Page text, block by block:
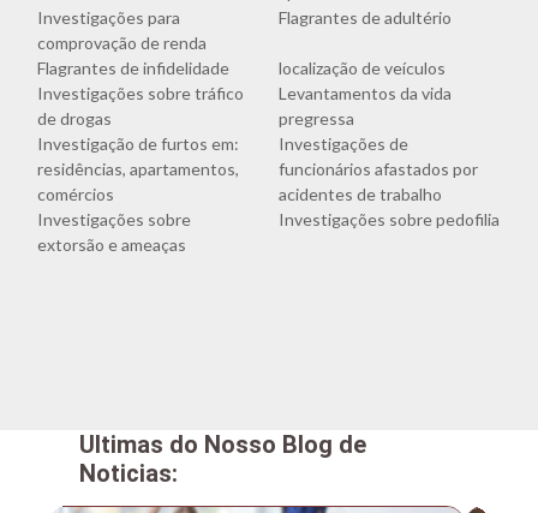
Investigações para
comprovação de renda
Flagrantes de adultério
Flagrantes de infidelidade
localização de veículos
Investigações sobre tráfico
de drogas
Levantamentos da vida
pregressa
Investigação de furtos em:
residências, apartamentos,
comércios
Investigações de
funcionários afastados por
acidentes de trabalho
Investigações sobre
extorsão e ameaças
Investigações sobre pedofilia
Ultimas do Nosso Blog de
Noticias: